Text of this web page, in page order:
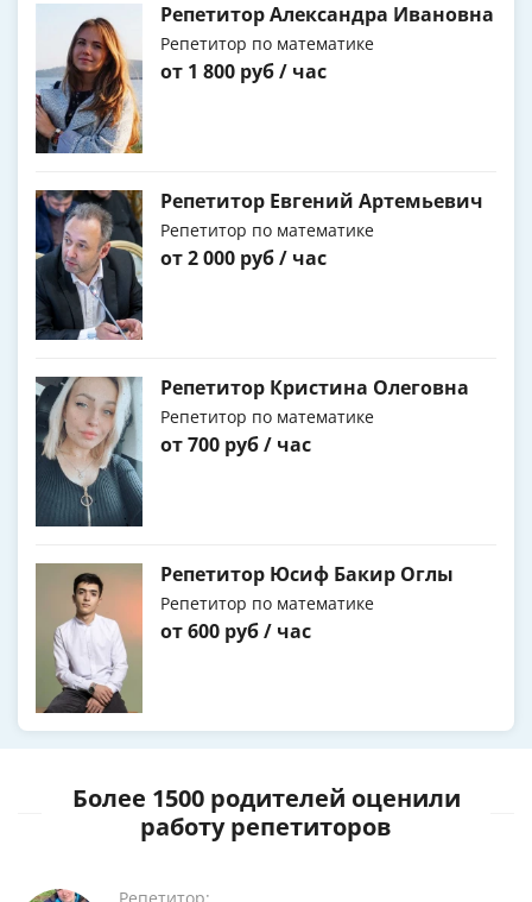
Репетитор Александра Ивановна
Репетитор по математике
от 1 800 руб / час
Репетитор Евгений Артемьевич
Репетитор по математике
от 2 000 руб / час
Репетитор Кристина Олеговна
Репетитор по математике
от 700 руб / час
Репетитор Юсиф Бакир Оглы
Репетитор по математике
от 600 руб / час
Более 1500 родителей оценили
работу репетиторов